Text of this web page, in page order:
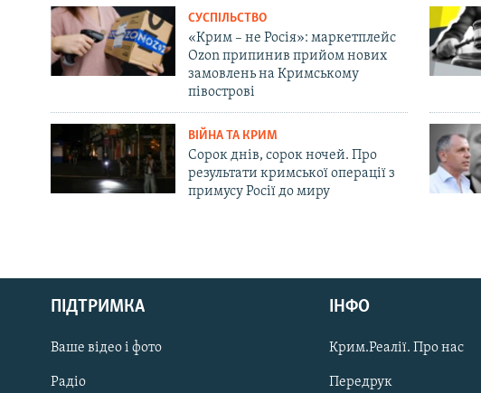
Русский
Qırımtatar
ДОЛУЧАЙСЯ!
СУСПІЛЬСТВО
«Крим – не Росія»: маркетплейс
Ozon припинив прийом нових
замовлень на Кримському
півострові
ВІЙНА ТА КРИМ
Сорок днів, сорок ночей. Про
результати кримської операції з
примусу Росії до миру
ПІДТРИМКА
Ваше відео і фото
Радіо
ІНФО
Крим.Реалії. Про нас
Передрук